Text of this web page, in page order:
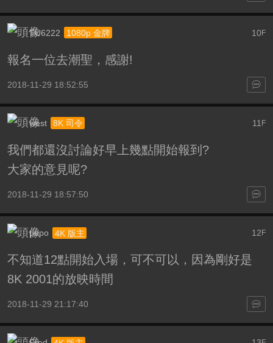
10F
TU6222 1080p 金牌
報名一位去潮聖，感謝!
2018-11-29 18:52:55
11 F
west 8K 司令
我們都還沒討論好早上幾點開始報到?
大家的意見呢?
2018-11-29 18:57:50
12 F
popo 4K 版主
不知道12點開始入場，可不可以，因為剛好是
8K 2001的放映時間
2018-11-29 21:17:40